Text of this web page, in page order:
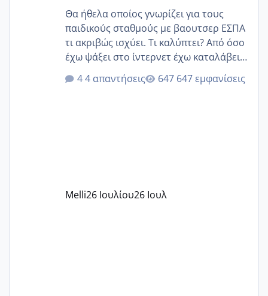
Θα ήθελα οποίος γνωρίζει για τους
παιδικούς σταθμούς με βαουτσερ ΕΣΠΑ
τι ακριβώς ισχύει. Τι καλύπτει? Από όσο
έχω ψάξει στο ίντερνετ έχω καταλάβει
ότι το βαουτσερ καλύπτει όλα τα
δίδακτρα και τα τροφεια του ιδιωτικού
Εγώ πήγα σε έναν ιδιωτικό παιδικό στ
4 απαντήσεις 647 εμφανίσεις
Melli26 Ιουλίου26 Ιουλ